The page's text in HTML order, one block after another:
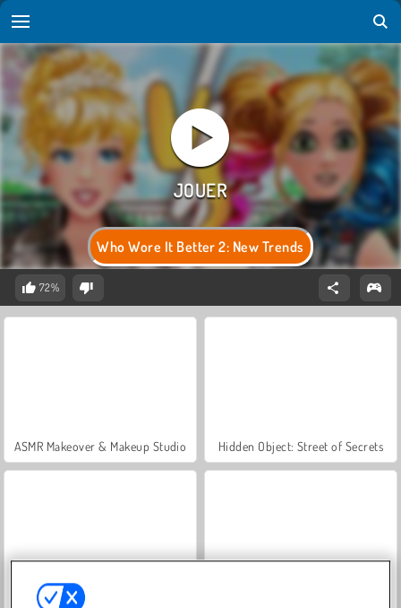
Who Wore It Better 2: New Trends
72%
ASMR Makeover & Makeup Studio Hidden Object: Street of Secrets
VegaMix Da Vinci Puzzles